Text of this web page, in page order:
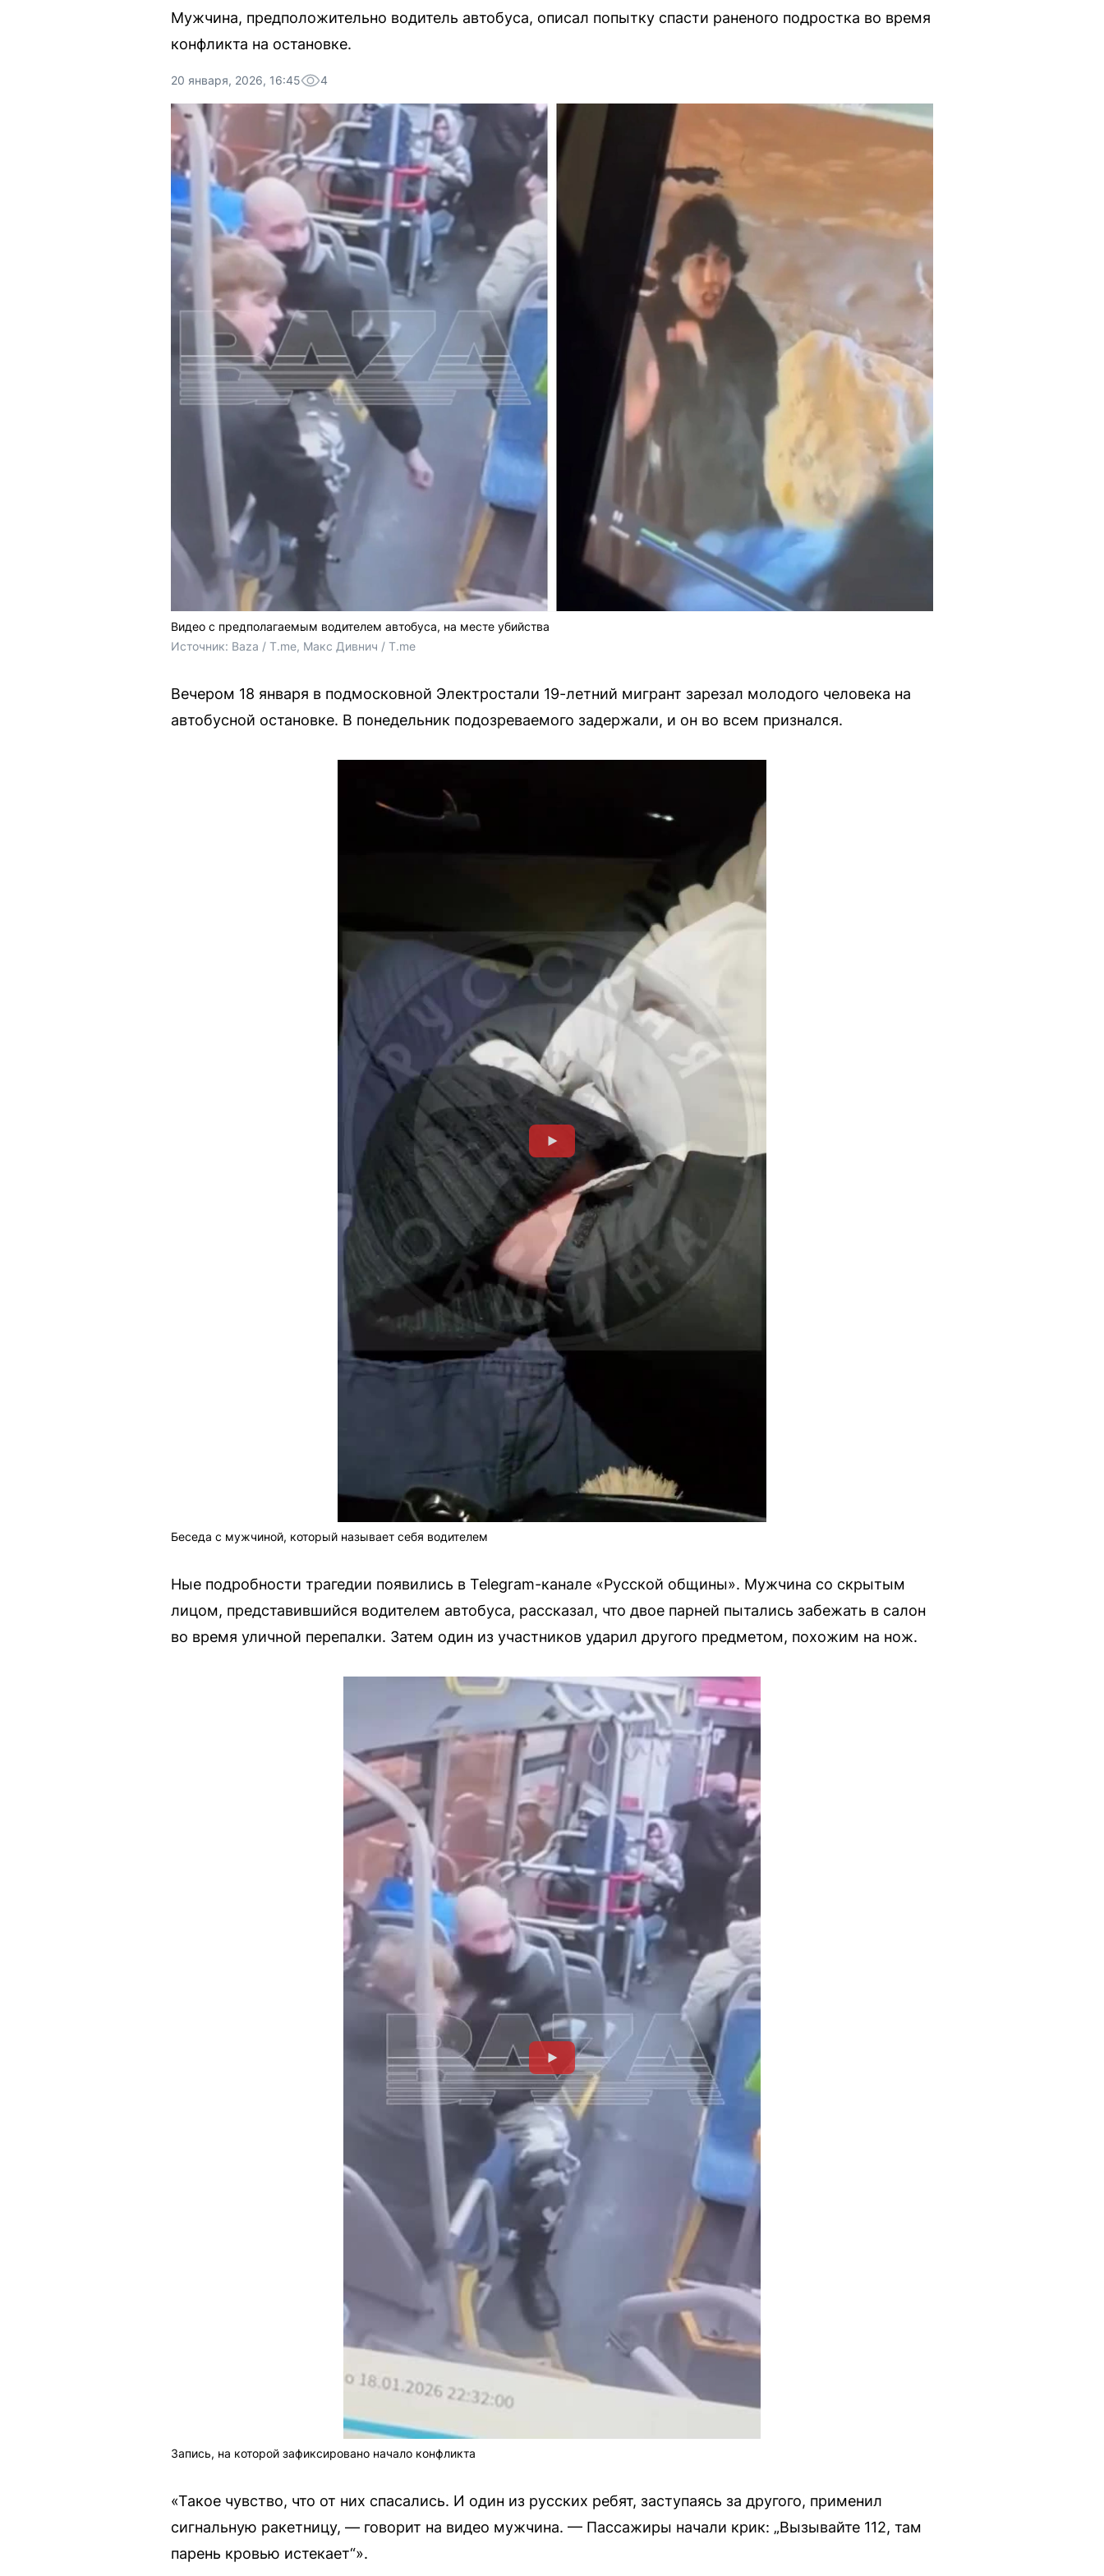
Мужчина, предположительно водитель автобуса, описал попытку спасти раненого подростка во время
конфликта на остановке.
20 января, 2026, 16:45 4
Видео с предполагаемым водителем автобуса, на месте убийства
Источник: Baza / T.me, Макс Дивнич / T.me
Вечером 18 января в подмосковной Электростали 19-летний мигрант зарезал молодого человека на
автобусной остановке. В понедельник подозреваемого задержали, и он во всем признался.
Беседа с мужчиной, который называет себя водителем
Ные подробности трагедии появились в Telegram-канале «Русской общины». Мужчина со скрытым
лицом, представившийся водителем автобуса, рассказал, что двое парней пытались забежать в салон
во время уличной перепалки. Затем один из участников ударил другого предметом, похожим на нож.
Запись, на которой зафиксировано начало конфликта
«Такое чувство, что от них спасались. И один из русских ребят, заступаясь за другого, применил
сигнальную ракетницу, — говорит на видео мужчина. — Пассажиры начали крик: „Вызывайте 112, там
парень кровью истекает“».